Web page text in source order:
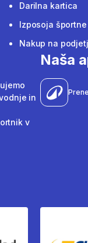
Darilna kartica
Izposoja
Nakup na
in
v
Naša